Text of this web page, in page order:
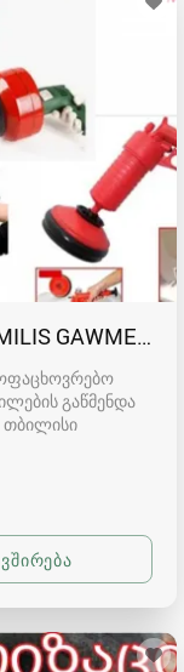
GAWMENDA
გაწმენდა
თბილისი